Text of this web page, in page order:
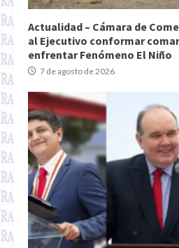
Actualidad – Cámara de
al Ejecutivo conformar
enfrentar Fenómeno El Niño
7 de agosto de 2026